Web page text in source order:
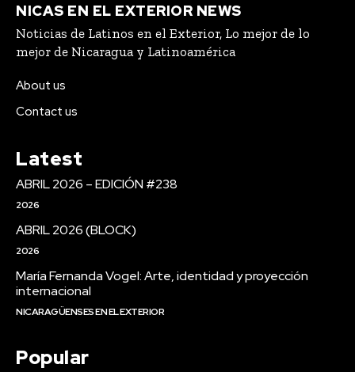
NICAS EN EL EXTERIOR NEWS
Noticias de Latinos en el Exterior, Lo mejor de lo
mejor de Nicaragua y Latinoamérica
About us
Contact us
Latest
ABRIL 2026 – EDICIÓN #238
2026
ABRIL 2026 (BLOCK)
2026
María Fernanda Vogel: Arte, identidad y proyección
internacional
NICARAGÜENSES EN EL EXTERIOR
Popular